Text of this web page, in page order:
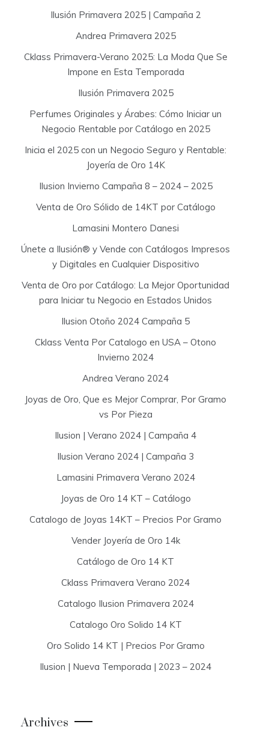
r
:
Ilusión Primavera 2025 | Campaña 2
Andrea Primavera 2025
Cklass Primavera-Verano 2025: La Moda Que Se
Impone en Esta Temporada
Ilusión Primavera 2025
Perfumes Originales y Árabes: Cómo Iniciar un
Negocio Rentable por Catálogo en 2025
Inicia el 2025 con un Negocio Seguro y Rentable:
Joyería de Oro 14K
Ilusion Invierno Campaña 8 – 2024 – 2025
Venta de Oro Sólido de 14KT por Catálogo
Lamasini Montero Danesi
Únete a Ilusión® y Vende con Catálogos Impresos
y Digitales en Cualquier Dispositivo
Venta de Oro por Catálogo: La Mejor Oportunidad
para Iniciar tu Negocio en Estados Unidos
Ilusion Otoño 2024 Campaña 5
Cklass Venta Por Catalogo en USA – Otono
Invierno 2024
Andrea Verano 2024
Joyas de Oro, Que es Mejor Comprar, Por Gramo
vs Por Pieza
Ilusion | Verano 2024 | Campaña 4
Ilusion Verano 2024 | Campaña 3
Lamasini Primavera Verano 2024
Joyas de Oro 14 KT – Catálogo
Catalogo de Joyas 14KT – Precios Por Gramo
Vender Joyería de Oro 14k
Catálogo de Oro 14 KT
Cklass Primavera Verano 2024
Catalogo Ilusion Primavera 2024
Catalogo Oro Solido 14 KT
Oro Solido 14 KT | Precios Por Gramo
Ilusion | Nueva Temporada | 2023 – 2024
Archives